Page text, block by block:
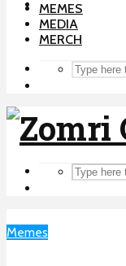
MEMES
MEDIA
MERCH
Memes